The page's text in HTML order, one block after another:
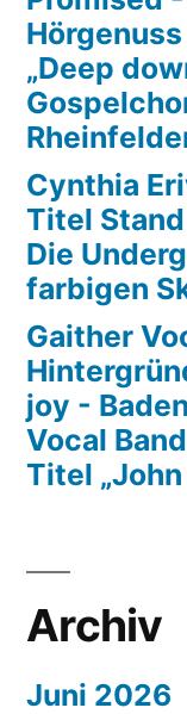
„Deep
Cynthia
Titel
Die
farbigen
Gaither
joy -
Vocal
Titel
Archiv
Juni 2026